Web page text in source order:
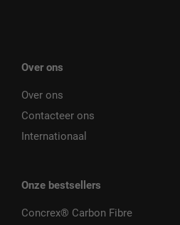
Over ons
Over ons
Contacteer ons
Internationaal
Onze bestsellers
Concrex® Carbon Fibre